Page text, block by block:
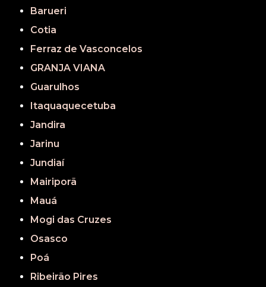
Barueri
Cotia
Ferraz de Vasconcelos
GRANJA VIANA
Guarulhos
Itaquaquecetuba
Jandira
Jarinu
Jundiaí
Mairiporã
Mauá
Mogi das Cruzes
Osasco
Poá
Ribeirão Pires